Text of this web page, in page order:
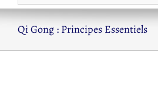
Qi Gong : Principes Essentiels